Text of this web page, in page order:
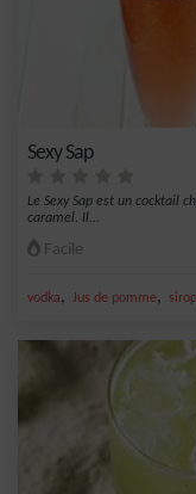
Sexy Sap
Le Sexy Sap est un cocktail
caramel. Il...
Facile
vodka, Jus de pomme,